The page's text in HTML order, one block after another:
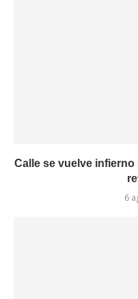
Calle se vuelve
6